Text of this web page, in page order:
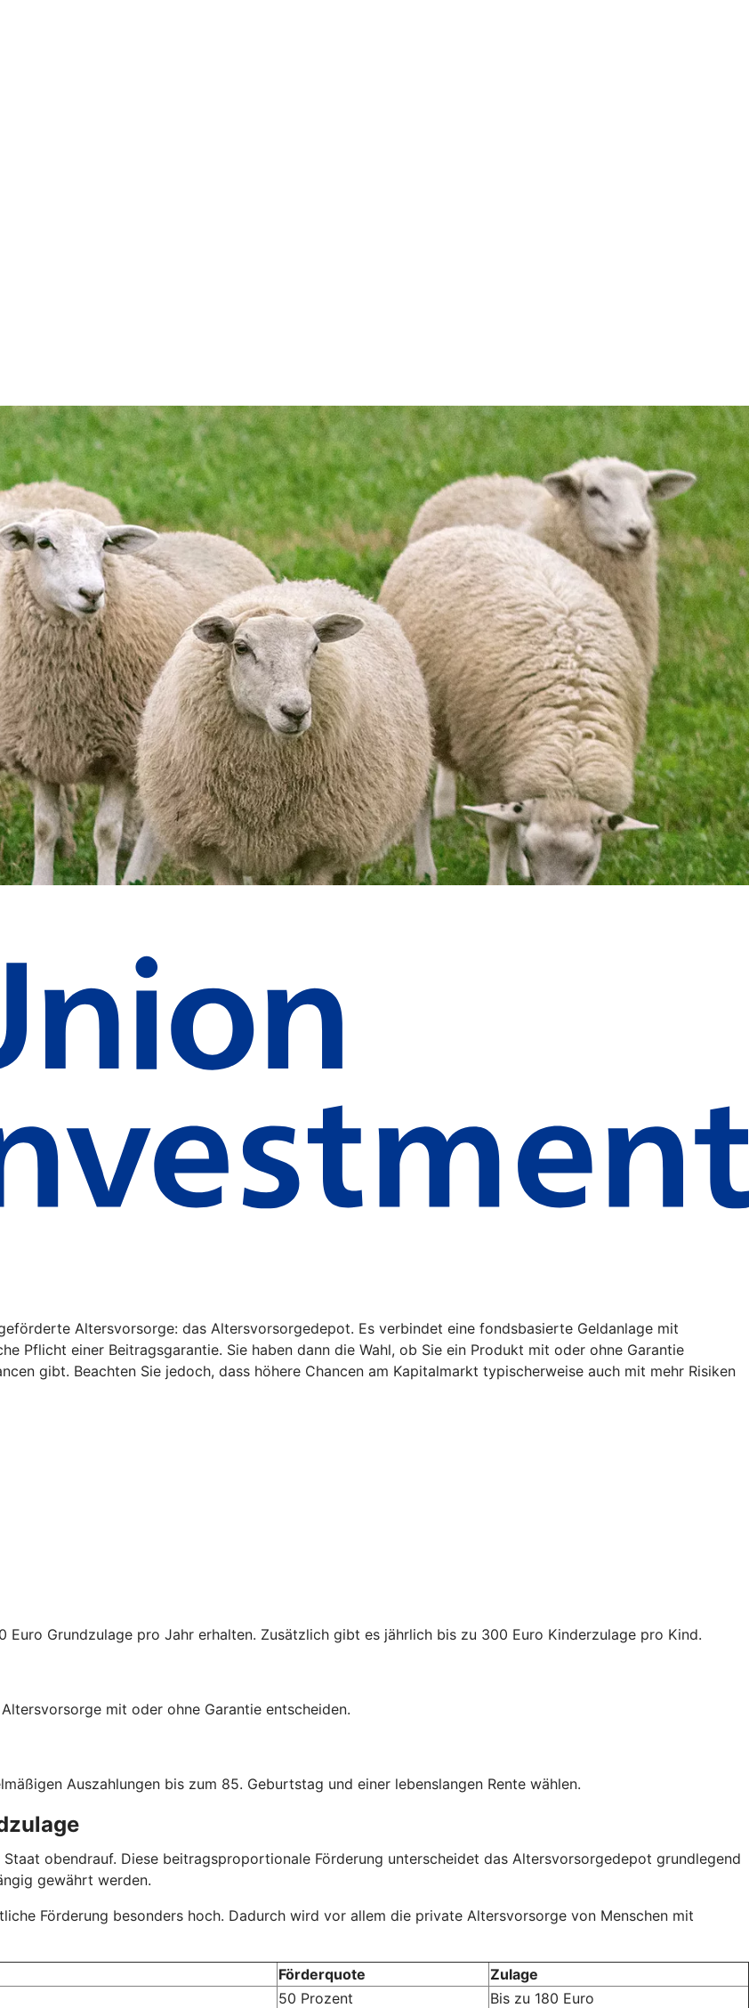
Altersvorsorge: das Altersvorsorgedepot. Es verbindet eine fondsbasierte Geldanlage mit
Pflicht einer Beitragsgarantie. Sie haben dann die Wahl, ob Sie ein Produkt mit oder ohne Garantie
gibt. Beachten Sie jedoch, dass höhere Chancen am Kapitalmarkt typischerweise auch mit mehr Risiken
Grundzulage pro Jahr erhalten. Zusätzlich gibt es jährlich bis zu 300 Euro Kinderzulage pro Kind.
mit oder ohne Garantie entscheiden.
Auszahlungen bis zum 85. Geburtstag und einer lebenslangen Rente wählen.
obendrauf. Diese beitragsproportionale Förderung unterscheidet das Altersvorsorgedepot grundlegend
gewährt werden.
Förderung besonders hoch. Dadurch wird vor allem die private Altersvorsorge von Menschen mit
Förderquote
Zulage
50 Prozent
Bis zu 180 Euro